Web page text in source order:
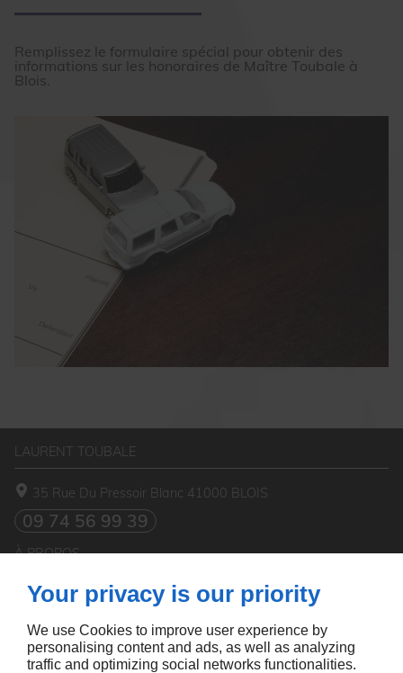
Remplissez le formulaire spécial pour obtenir des
informations sur les honoraires de Maître Toubale à
Blois.
LAURENT TOUBALE
35 Rue Du Pressoir Blanc 41000 BLOIS
09 74 56 99 39
À PROPOS
Accueil
Contact
Mentions légales
Plan du site
SUIVEZ-NOUS
Your privacy is our priority
We use Cookies to improve user experience by
personalising content and ads, as well as analyzing
traffic and optimizing social networks functionalities.